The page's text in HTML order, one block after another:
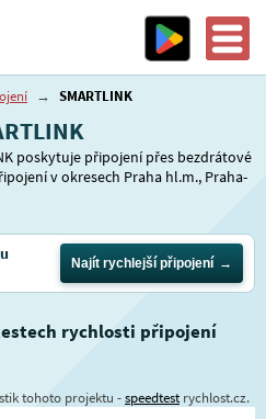
→ SMARTLINK
poskytuje připojení přes bezdrátové
v okresech Praha hl.m., Praha-
Najít rychlejší připojení
rychlosti připojení
tohoto projektu -speedtestrychlost.cz.